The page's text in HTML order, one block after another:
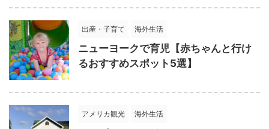
出産・子育て 海外生活
ニューヨークで育児【赤ちゃんと行け
るおすすめスポット5選】
アメリカ観光 海外生活